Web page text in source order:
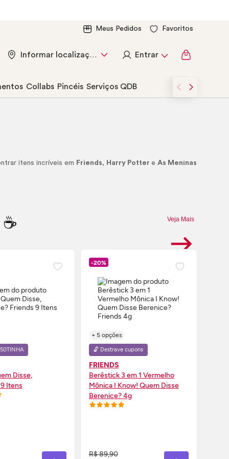
Meus Pedidos Favoritos
Informar localização Entrar
Collabs Pincéis Serviços QDB
itens incríveis em Friends, Harry PottereAs Meninas
Veja Mais
Disse,
Itens
AGORA ❯
-20%
+ 5 opções
🔓 Destrave cupons
FRIENDS
Berêstick 3 em 1 Vermelho
Mônica I Know! Quem Disse
Berenice? 4g
R$ 89,90COMPRE AGORA ❯